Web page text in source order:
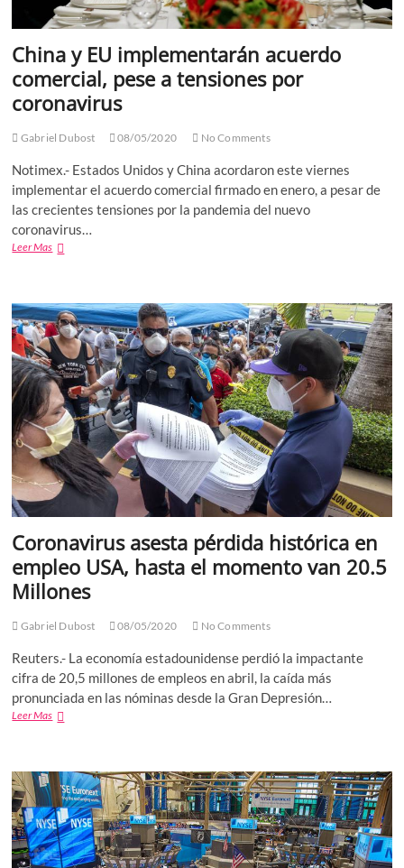
China y EU implementarán acuerdo
comercial, pese a tensiones por
coronavirus
Gabriel Dubost 08/05/2020 No Comments
Notimex.- Estados Unidos y China acordaron este viernes
implementar el acuerdo comercial firmado en enero, a pesar de
las crecientes tensiones por la pandemia del nuevo
coronavirus…
Leer MasChina
acuerdo
comercial,
pese
a
tensiones
por
coronavirus
Coronavirus asesta pérdida histórica en
empleo USA, hasta el momento van 20.5
Millones
Gabriel Dubost 08/05/2020 No Comments
Reuters.- La economía estadounidense perdió la impactante
cifra de 20,5 millones de empleos en abril, la caída más
pronunciada en las nóminas desde la Gran Depresión…
Leer MasCoronavirus
en
empleo
USA,
hasta
el
momento